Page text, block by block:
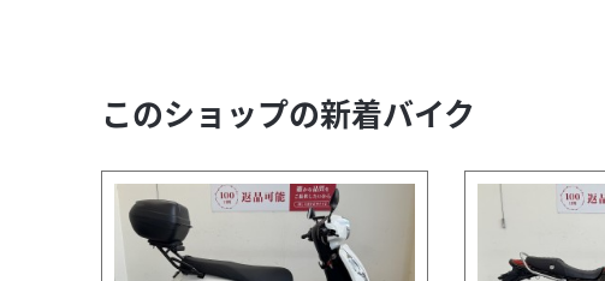
このショップの新着バイク